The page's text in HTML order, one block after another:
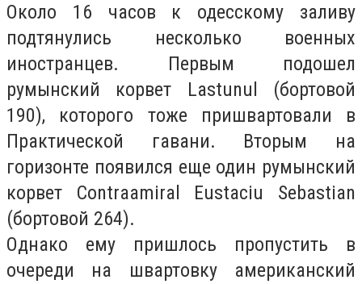
Около 16 часов к одесскому заливу
подтянулись несколько военных
иностранцев. Первым подошел
румынский корвет Lastunul (бортовой
190), которого тоже пришвартовали в
Практической гавани. Вторым на
горизонте появился еще один румынский
корвет Contraamiral Eustaciu Sebastian
(бортовой 264).
Однако ему пришлось пропустить в
очереди на швартовку американский